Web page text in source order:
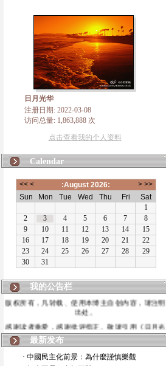
日月光华
注册日期: 2022-03-08
访问总量: 1,863,888 次
点击查看我的个人资料
Calendar
我的公告栏
版权所有，凡转载、使用本博主自创内容，请注明
出处。
感谢读者垂爱，感谢批评指正。敬请引用《日月光
华》博
最新发布
· 中國民主化前景：為什麼謹慎樂觀